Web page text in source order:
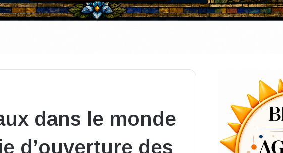
dans le monde
d’ouverture des